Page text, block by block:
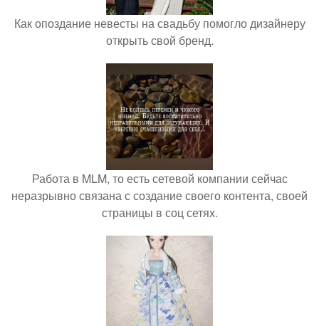
Как опоздание невесты на свадьбу помогло дизайнеру
открыть свой бренд.
Работа в MLM, то есть сетевой компании сейчас
неразрывно связана с создание своего контента, своей
страницы в соц сетях.